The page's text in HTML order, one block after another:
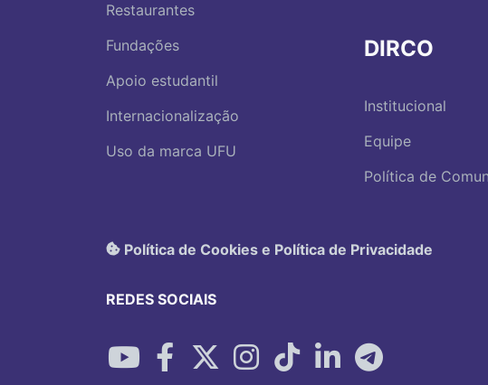
Restaurantes
Fundações
Apoio estudantil
Internacionalização
Uso da marca UFU
DIRCO
Institucional
Equipe
Política de
Política de Cookies e Política de Privacidade
REDES SOCIAIS